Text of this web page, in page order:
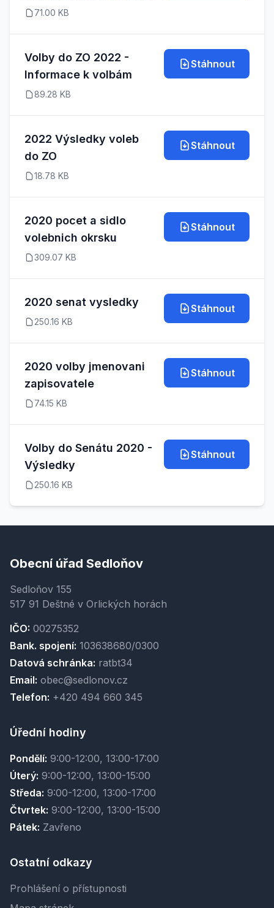
71.00 KB
Volby do ZO 2022 -
Informace k volbám
89.28 KB
Stáhnout
2022 Výsledky voleb
do ZO
18.78 KB
Stáhnout
2020 pocet a sidlo
volebnich okrsku
309.07 KB
Stáhnout
2020 senat vysledky
250.16 KB
Stáhnout
2020 volby jmenovani
zapisovatele
74.15 KB
Stáhnout
Volby do Senátu 2020 -
Výsledky
250.16 KB
Stáhnout
Obecní úřad Sedloňov
Sedloňov 155
517 91 Deštné v Orlických horách
IČO: 00275352
Bank. spojení: 103638680/0300
Datová schránka: ratbt34
Email: obec@sedlonov.cz
Telefon: +420 494 660 345
Úřední hodiny
Pondělí: 9:00-12:00, 13:00-17:00
Úterý: 9:00-12:00, 13:00-15:00
Středa: 9:00-12:00, 13:00-17:00
Čtvrtek: 9:00-12:00, 13:00-15:00
Pátek: Zavřeno
Ostatní odkazy
Prohlášení o přístupnosti